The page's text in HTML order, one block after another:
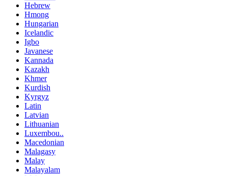
Hebrew
Hmong
Hungarian
Icelandic
Igbo
Javanese
Kannada
Kazakh
Khmer
Kurdish
Kyrgyz
Latin
Latvian
Lithuanian
Luxembou..
Macedonian
Malagasy
Malay
Malayalam